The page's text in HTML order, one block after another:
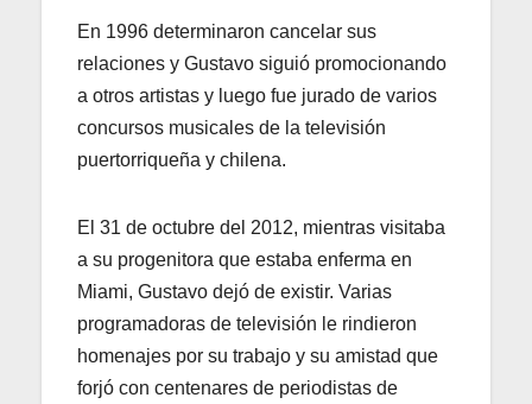
En 1996 determinaron cancelar sus
relaciones y Gustavo siguió promocionando
a otros artistas y luego fue jurado de varios
concursos musicales de la televisión
puertorriqueña y chilena.
El 31 de octubre del 2012, mientras visitaba
a su progenitora que estaba enferma en
Miami, Gustavo dejó de existir. Varias
programadoras de televisión le rindieron
homenajes por su trabajo y su amistad que
forjó con centenares de periodistas de